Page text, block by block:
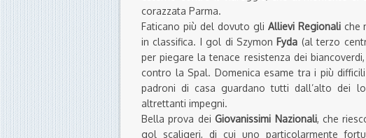
corazzata Parma.
Faticano più del dovuto gli Allievi Regionaliche
in classifica. I gol di Szymon Fyda (al terzo
per piegare la tenace resistenza dei
contro la Spal. Domenica esame tra i più
padroni di casa guardano tutti dall’alto dei
altrettanti impegni.
Bella prova deiGiovanissimi Nazionali, che
gol scaligeri, di cui uno particolarmente